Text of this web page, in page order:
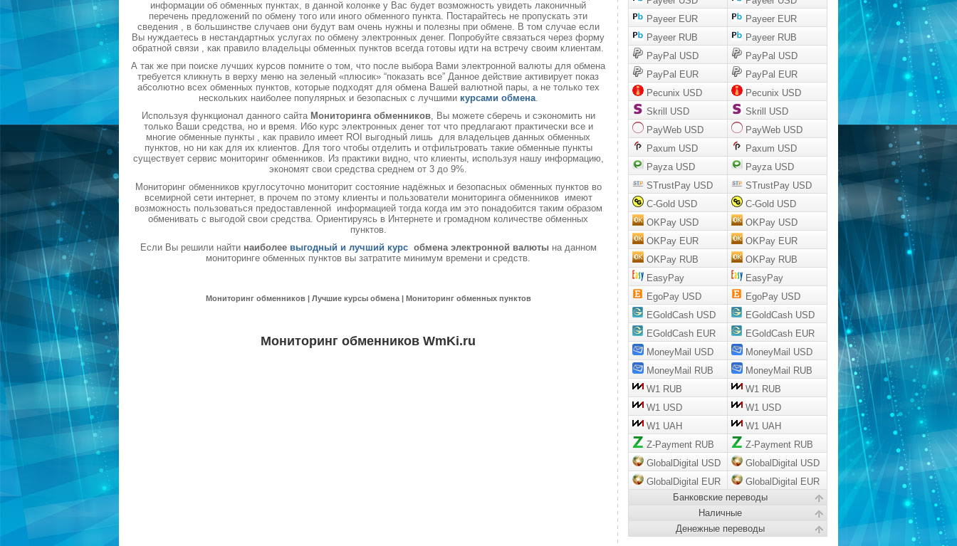
информации об обменных пунктах, в данной колонке у Вас будет возможность увидеть лаконичный
перечень предложений по обмену того или иного обменного пункта. Постарайтесь не пропускать эти
сведения , в большинстве случаев они будут вам очень нужны и полезны при обмене. В том случае если
Вы нуждаетесь в нестандартных услугах по обмену электронных денег. Попробуйте связаться через форму
обратной связи , как правило владельцы обменных пунктов всегда готовы идти на встречу своим клиентам.
А так же при поиске лучших курсов помните о том, что после выбора Вами электронной валюты для обмена
требуется кликнуть в верху меню на зеленый «плюсик» “показать все” Данное действие активирует показ
абсолютно всех обменных пунктов, которые подходят для обмена Вашей валютной пары, а не только тех
нескольких наиболее популярных и безопасных с лучшими курсами обмена.
Используя функционал данного сайта Мониторинга обменников, Вы можете сберечь и сэкономить ни
только Ваши средства, но и время. Ибо курс электронных денег тот что предлагают практически все и
многие обменные пункты , как правило имеет ROI выгодный лишь для владельцев данных обменных
пунктов, но ни как для их клиентов. Для того чтобы отделить и отфильтровать такие обменные пункты
существует сервис мониторинг обменников. Из практики видно, что клиенты, используя нашу информацию,
экономят свои средства среднем от 3 до 9%.
Мониторинг обменников круглосуточно мониторит состояние надёжных и безопасных обменных пунктов во
всемирной сети интернет, в прочем по этому клиенты и пользователи мониторинга обменников имеют
возможность пользоваться предоставленной информацией тогда когда им это понадобится таким образом
обменивать с выгодой свои средства. Ориентируясь в Интернете и громадном количестве обменных
пунктов.
Если Вы решили найти наиболее выгодный и лучший курс обмена электронной валюты на данном
мониторинге обменных пунктов вы затратите минимум времени и средств.
Мониторинг обменников | Лучшие курсы обмена | Мониторинг обменных пунктов
Мониторинг обменников WmKi.ru
Payeer EUR
Payeer EUR
Payeer RUB
Payeer RUB
PayPal USD
PayPal USD
PayPal EUR
PayPal EUR
Pecunix USD
Pecunix USD
Skrill USD
Skrill USD
PayWeb USD
PayWeb USD
Paxum USD
Paxum USD
Payza USD
Payza USD
STrustPay USD
STrustPay USD
C-Gold USD
C-Gold USD
OKPay USD
OKPay USD
OKPay EUR
OKPay EUR
OKPay RUB
OKPay RUB
EasyPay
EasyPay
EgoPay USD
EgoPay USD
EGoldCash USD
EGoldCash USD
EGoldCash EUR
EGoldCash EUR
MoneyMail USD
MoneyMail USD
MoneyMail RUB
MoneyMail RUB
W1 RUB
W1 RUB
W1 USD
W1 USD
W1 UAH
W1 UAH
Z-Payment RUB
Z-Payment RUB
GlobalDigital USD
GlobalDigital USD
GlobalDigital EUR
GlobalDigital EUR
Банковские переводы
Наличные
Денежные переводы